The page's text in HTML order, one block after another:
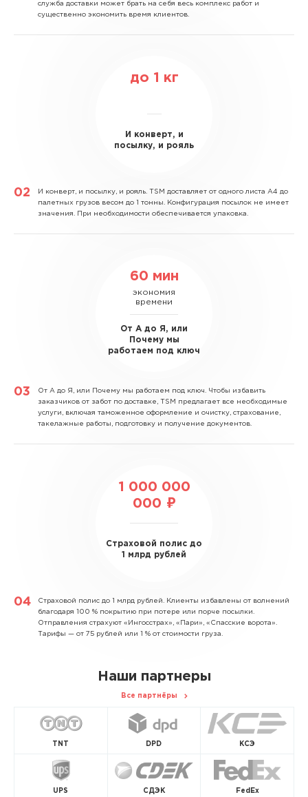
служба доставки может брать на себя весь комплекс работ и
существенно экономить время клиентов.
до 1 кг
И конверт, и
посылку, и рояль
И конверт, и посылку, и рояль. TSM доставляет от одного листа А4 до
палетных грузов весом до 1 тонны. Конфигурация посылок не имеет
значения. При необходимости обеспечивается упаковка.
60 мин
экономия
времени
От А до Я, или
Почему мы
работаем под ключ
От А до Я, или Почему мы работаем под ключ. Чтобы избавить
заказчиков от забот по доставке, TSM предлагает все необходимые
услуги, включая таможенное оформление и очистку, страхование,
такелажные работы, подготовку и получение документов.
1 000 000
000 ₽
Страховой полис до
1 млрд рублей
Страховой полис до 1 млрд рублей. Клиенты избавлены от волнений
благодаря 100 % покрытию при потере или порче посылки.
Отправления страхуют «Ингосстрах», «Пари», «Спасские ворота».
Тарифы — от 75 рублей или 1 % от стоимости груза.
Наши партнеры
Все партнёры
TNT DPD КСЭ
UPS СДЭК FedEx